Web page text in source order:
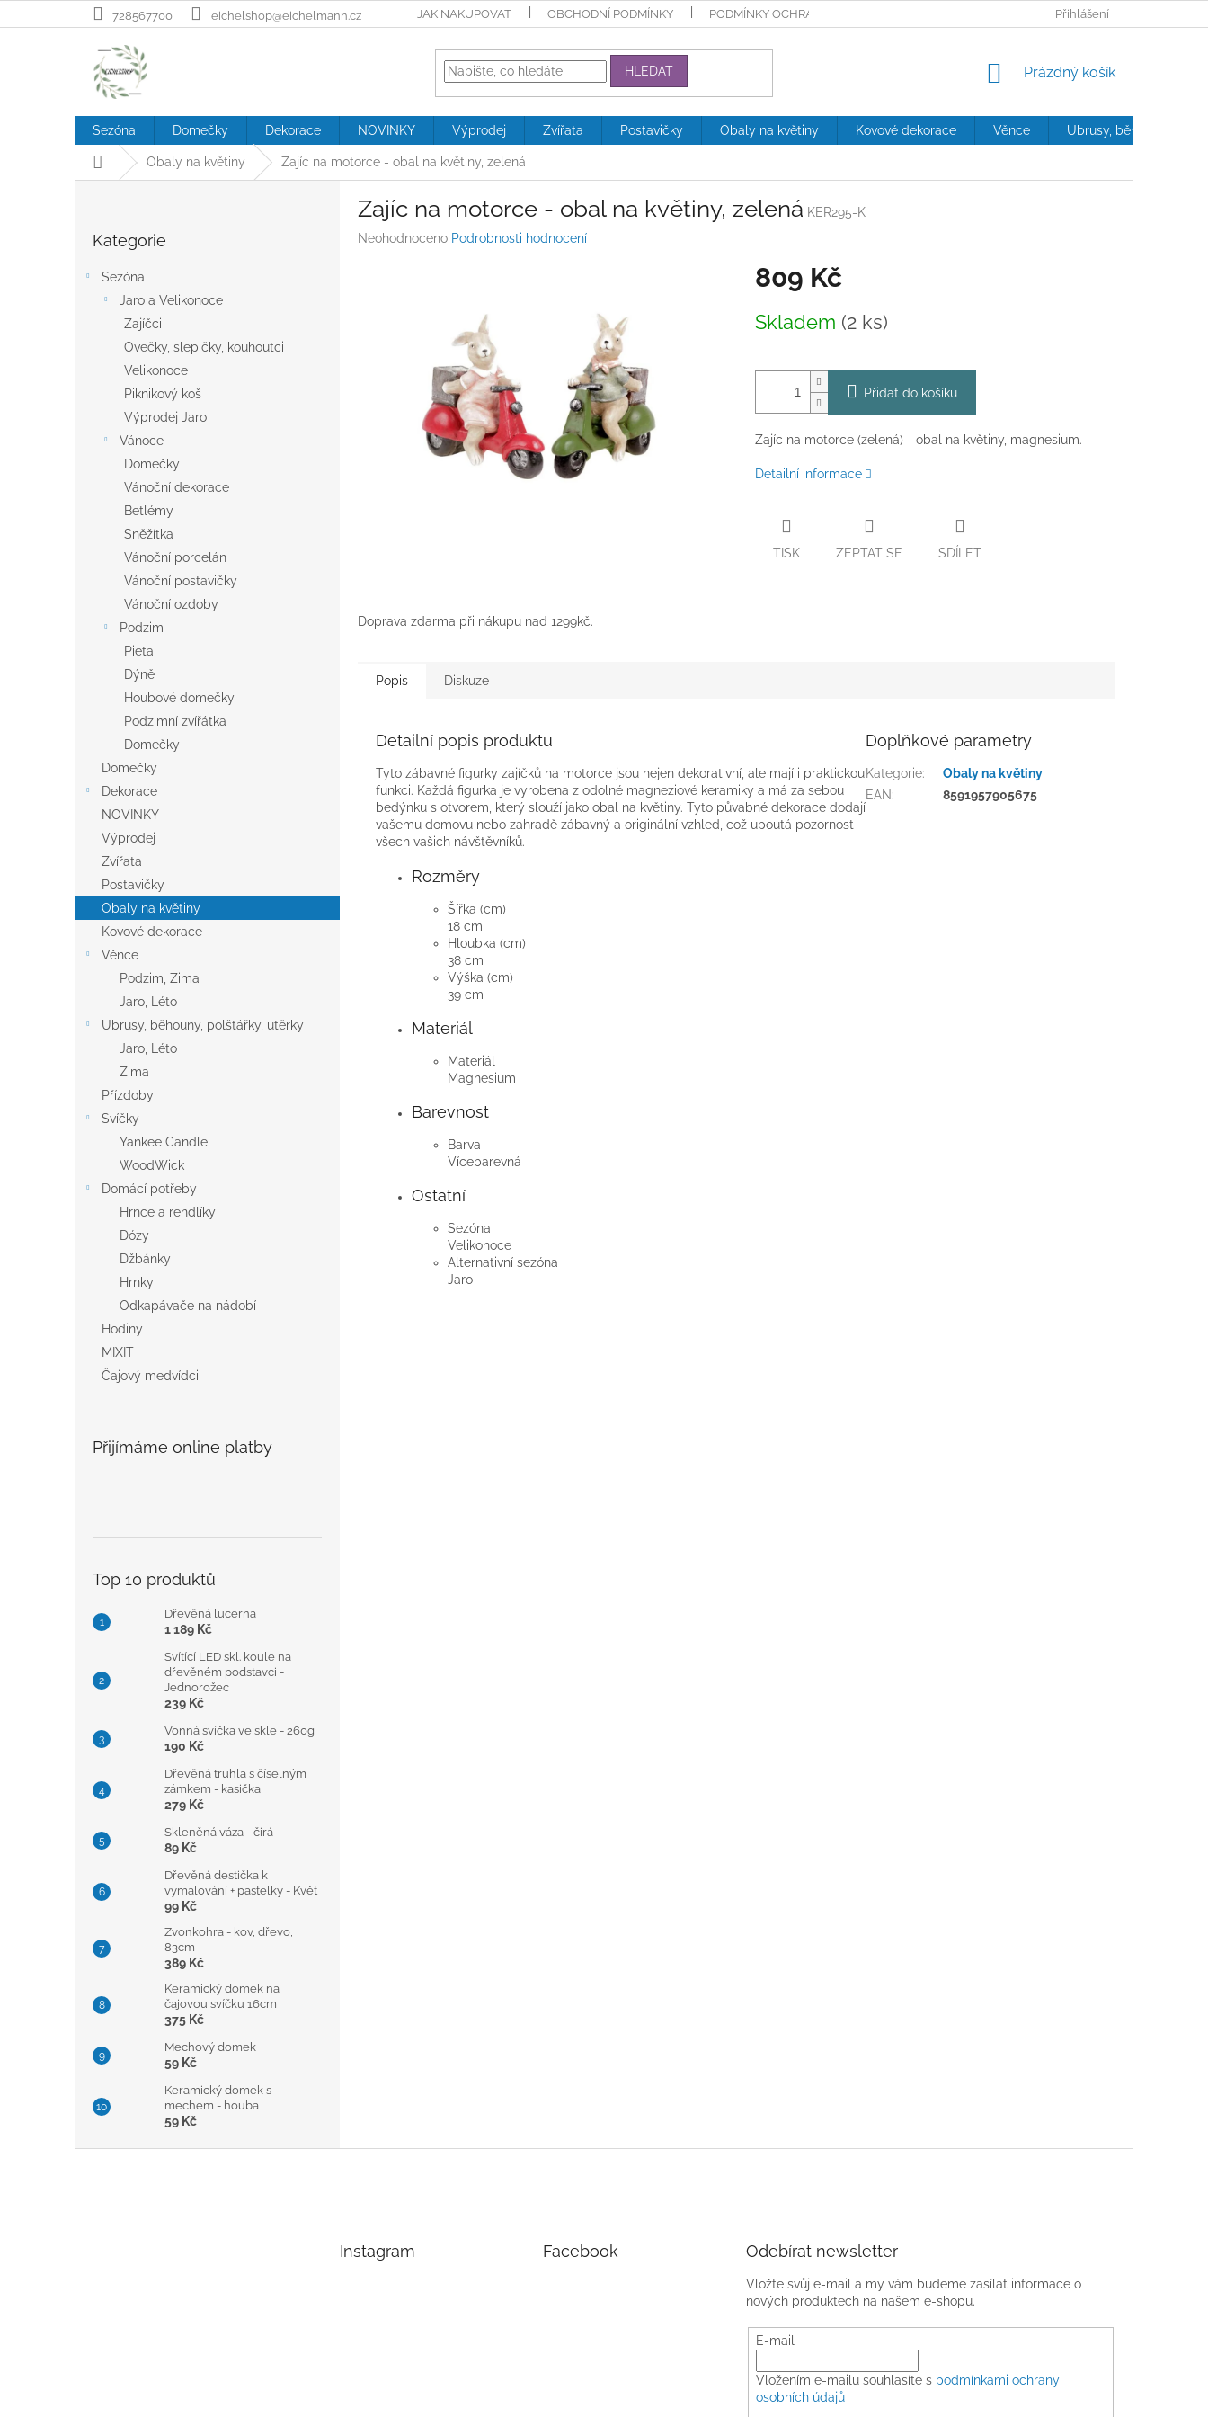
na
728567700 eichelshop@eichelmann.cz JAK NAKUPOVAT OBCHODNÍ PODMÍNKY PODMÍNKY OCHRANY OSOBNÍCH ÚDAJŮ Přihlášení
HLEDAT
NÁKUPNÍ
Prázdný košík
Sezóna Domečky Dekorace NOVINKY Výprodej Zvířata Postavičky Obaly na květiny Kovové dekorace Věnce Ubrusy, běhouny,
Domů Obaly na květiny Zajíc na motorce - obal na květiny, zelená
kategorie
Kategorie
Sezóna
Jaro a Velikonoce
Zajíčci
Ovečky, slepičky, kouhoutci
Velikonoce
Piknikový koš
Výprodej Jaro
Vánoce
Domečky
Vánoční dekorace
Betlémy
Sněžítka
Vánoční porcelán
Vánoční postavičky
Vánoční ozdoby
Podzim
Pieta
Dýně
Houbové domečky
Podzimní zvířátka
Domečky
Domečky
Dekorace
NOVINKY
Výprodej
Zvířata
Postavičky
Obaly na květiny
Kovové dekorace
Věnce
Podzim, Zima
Jaro, Léto
Ubrusy, běhouny, polštářky, utěrky
Jaro, Léto
Zima
Přízdoby
Svíčky
Yankee Candle
WoodWick
Domácí potřeby
Hrnce a rendlíky
Dózy
Džbánky
Hrnky
Odkapávače na nádobí
Hodiny
MIXIT
Čajový medvídci
Přijímáme online platby
Top 10 produktů
Dřevěná lucerna
1 189 Kč
Svítící LED skl. koule na
dřevěném podstavci -
Jednorožec
239 Kč
Vonná svíčka ve skle - 260g
190 Kč
Dřevěná truhla s číselným
zámkem - kasička
279 Kč
Skleněná váza - čirá
89 Kč
Dřevěná destička k
vymalování + pastelky - Květ
99 Kč
Zvonkohra - kov, dřevo,
83cm
389 Kč
Keramický domek na
čajovou svíčku 16cm
375 Kč
Mechový domek
59 Kč
Keramický domek s
mechem - houba
59 Kč
Zajíc na motorce - obal na květiny, zelená KER295-K
Průměrné
Neohodnoceno Podrobnosti hodnocení
809 Kč
cena:
Skladem (2 ks)
Přidat do košíku
Zajíc na motorce (zelená) - obal na květiny, magnesium.
Detailní informace
TISK ZEPTAT SE SDÍLET
Doprava zdarma při nákupu nad 1299kč.
Popis Diskuze
Detailní popis produktu
Tyto zábavné figurky zajíčků na motorce jsou nejen dekorativní, ale mají i praktickou
funkci. Každá figurka je vyrobena z odolné magneziové keramiky a má za sebou
bedýnku s otvorem, který slouží jako obal na květiny. Tyto půvabné dekorace dodají
vašemu domovu nebo zahradě zábavný a originální vzhled, což upoutá pozornost
všech vašich návštěvníků.
Rozměry
Šířka (cm)
18 cm
Hloubka (cm)
38 cm
Výška (cm)
39 cm
Materiál
Materiál
Magnesium
Barevnost
Barva
Vícebarevná
Ostatní
Sezóna
Velikonoce
Alternativní sezóna
Jaro
Doplňkové parametry
Kategorie:
Obaly na květiny
EAN: 8591957905675
Instagram Facebook Odebírat newsletter
Vložte svůj e-mail a my vám budeme zasílat informace o
nových produktech na našem e-shopu.
E-mail
Vložením e-mailu souhlasíte s podmínkami ochrany
osobních údajů